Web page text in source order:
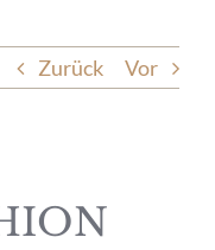
Zurück Vor